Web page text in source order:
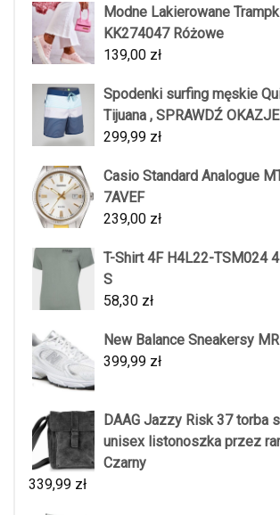
Modne Lakierowane
KK274047 Różowe
139,00 zł
Spodenki surfing męskie
Tijuana , SPRAWDŹ
299,99 zł
Casio Standard Analogue
7AVEF
239,00 zł
T-Shirt 4F H4L22-TSM024
S
58,30 zł
New Balance Sneakersy
399,99 zł
DAAG Jazzy Risk 37 torba
unisex listonoszka przez
Czarny
339,99 zł